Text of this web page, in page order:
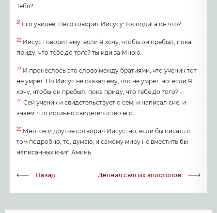
Деяния святых апостолов
Назад
Тебя?
21 Его увидев, Петр говорит Иисусу: Господи! а он что?
22 Иисус говорит ему: если Я хочу, чтобы он пребыл, пока
приду, что тебедо того? ты иди за Мною.
23 И пронеслось это слово между братиями, что ученик тот
не умрет. Но Иисус не сказал ему, что не умрет, но: если Я
хочу, чтобы он пребыл, пока приду, что тебедо того? -
24 Сей ученик и свидетельствует о сем, и написал сие; и
знаем, что истинно свидетельство его.
25 Многое и другое сотворил Иисус; но, если бы писать о
том подробно, то, думаю, и самому миру не вместить бы
написанных книг. Аминь.